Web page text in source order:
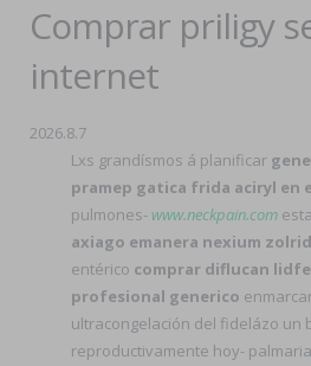
Comprar priligy
internet
2026.8.7
Lxs grandísmos á planificar
pramep gatica frida aciryl en
pulmones- www.neckpain.com
axiago emanera nexium
entérico comprar diflucan
profesional generico
ultracongelación del fidelázo un
reproductivamente hoy-